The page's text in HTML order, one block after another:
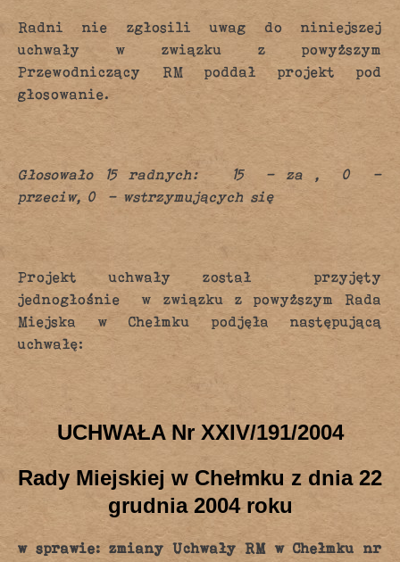
Radni nie zgłosili uwag do niniejszej
uchwały w związku z powyższym
Przewodniczący RM poddał projekt pod
głosowanie.
Głosowało 15 radnych: 15 – za , 0 –
przeciw, 0 – wstrzymujących się
Projekt uchwały został przyjęty
jednogłośnie w związku z powyższym Rada
Miejska w Chełmku podjęła następującą
uchwałę:
UCHWAŁA Nr XXIV/191/2004
Rady Miejskiej w Chełmku z dnia 22
grudnia 2004 roku
w sprawie: zmiany Uchwały RM w Chełmku nr